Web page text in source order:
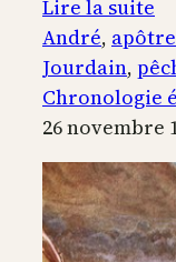
Lire la suite
au
André,
Jourdain,
Chronologie
26 novembre